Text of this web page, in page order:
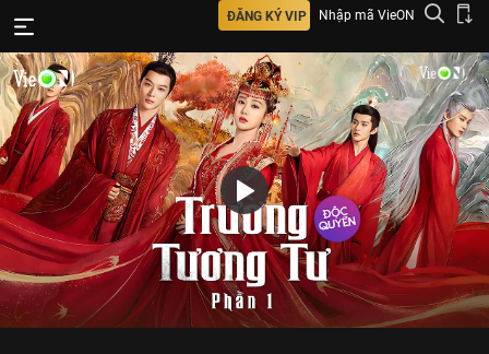
ĐĂNG KÝ VIP Nhập mã VieON